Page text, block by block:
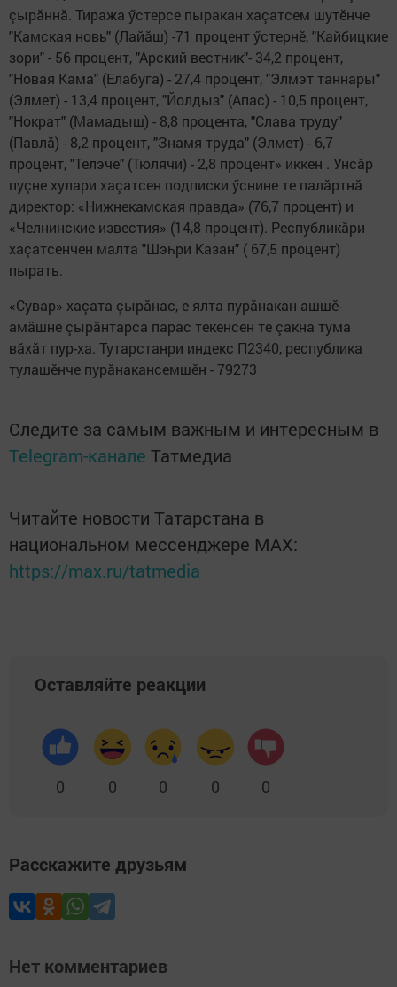
çырăннă. Тиража ӳстерсе пыракан хаçатсем шутӗнче
"Камская новь" (Лайăш) -71 процент ӳстернӗ, "Кайбицкие
зори" - 56 процент, "Арский вестник"- 34,2 процент,
"Новая Кама" (Елабуга) - 27,4 процент, "Элмэт таннары"
(Элмет) - 13,4 процент, "Йолдыз" (Апас) - 10,5 процент,
"Нократ" (Мамадыш) - 8,8 процента, "Слава труду"
(Павлă) - 8,2 процент, "Знамя труда" (Элмет) - 6,7
процент, "Телэче" (Тюлячи) - 2,8 процент» иккен . Унсăр
пуçне хулари хаçатсен подписки ӳснине те палăртнă
директор: «Нижнекамская правда» (76,7 процент) и
«Челнинские известия» (14,8 процент). Республикăри
хаçатсенчен малта "Шэһри Казан" ( 67,5 процент)
пырать.
«Сувар» хаçата çырăнас, е ялта пурăнакан ашшӗ-
амăшне çырăнтарса парас текенсен те çакна тума
вăхăт пур-ха. Тутарстанри индекс П2340, республика
тулашӗнче пурăнакансемшӗн - 79273
Следите за самым важным и интересным в
Telegram-канале Татмедиа
Читайте новости Татарстана в
национальном мессенджере MАХ:
https://max.ru/tatmedia
Оставляйте реакции
0 0 0 0 0
Расскажите друзьям
Нет комментариев